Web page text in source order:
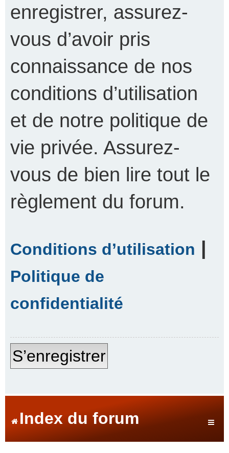
enregistrer, assurez-
vous d’avoir pris
connaissance de nos
conditions d’utilisation
et de notre politique de
vie privée. Assurez-
vous de bien lire tout le
règlement du forum.
Conditions d’utilisation |
Politique de
confidentialité
S’enregistrer
Index du forum